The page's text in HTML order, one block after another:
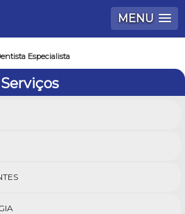
MENU
Especialista
Serviços